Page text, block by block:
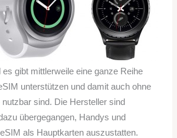
gibt mittlerweile eine ganze Reihe
unterstützen und damit auch ohne
sind. Die Hersteller sind
übergegangen, Handys und
als Hauptkarten auszustatten.